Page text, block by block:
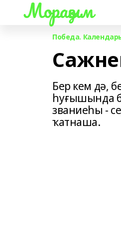
Мораҙым
Победа.
Бер кем дә,
һуғышында
званиеһы -
ҡатнаша.